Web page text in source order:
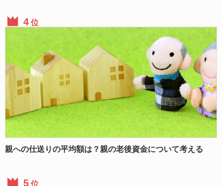
位
親への仕送りの平均額は？親の老後資金について考える
位